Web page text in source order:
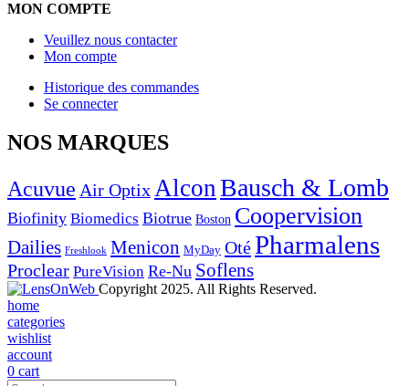
MON COMPTE
Veuillez nous contacter
Mon compte
Historique des commandes
Se connecter
NOS MARQUES
Acuvue Air Optix Alcon Bausch & Lomb
Biofinity Biomedics Biotrue Boston Coopervision
Dailies Freshlook Menicon MyDay OtéPharmalens
Proclear PureVision Re-Nu Soflens
Copyright 2025. All Rights Reserved.
home
categories
wishlist
account
0 cart